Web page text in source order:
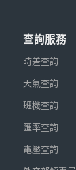
查詢服務
時差查詢
天氣查詢
班機查詢
匯率查詢
電壓查詢